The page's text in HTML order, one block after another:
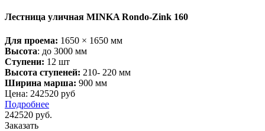
Лестница уличная MINKA Rondo-Zink 160
Для проема: 1650 × 1650 мм
Высота: до 3000 мм
Ступени: 12 шт
Высота ступеней: 210- 220 мм
Ширина марша: 900 мм
Цена: 242520 руб
Подробнее
242520 руб.
Заказать